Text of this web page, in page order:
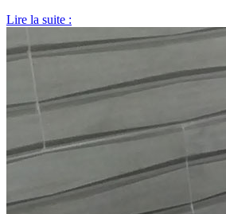
Lire la suite :